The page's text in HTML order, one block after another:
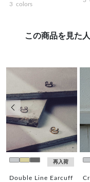
3 colors
この商品を見た
再入荷
Double Line Earcuff
前の画像